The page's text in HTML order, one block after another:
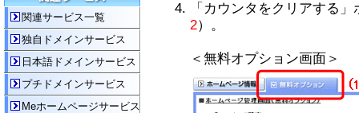
「カウンタをクリアする
2）。
＜無料オプション画面＞
関連サービス一覧
独自ドメインサービス
日本語ドメインサービス
プチドメインサービス
Meホームページサービス